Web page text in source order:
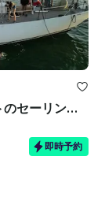
ロングビーチでの75フィートのセーリングスクーナーチャーターに乗って忘れられない冒険
即時予約